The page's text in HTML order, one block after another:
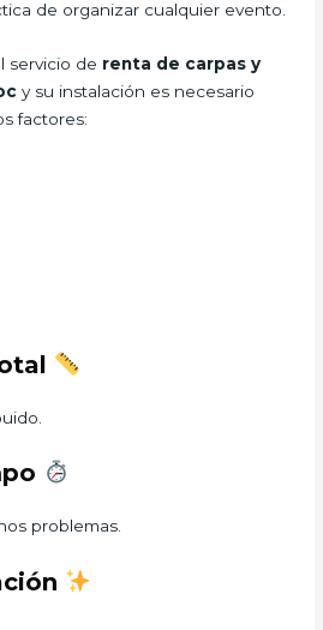
de organizar cualquier evento.
servicio de renta de carpas y
y su instalación es necesario
factores:
problemas.